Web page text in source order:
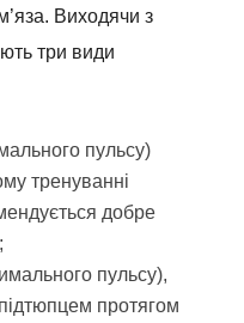
Виходячи з
три види
пульсу)
тренуванні
добре
пульсу),
протягом